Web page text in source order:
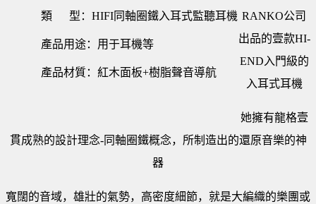
類 型：HIFI同軸圈鐵入耳式監聽耳機
產品用途：用于耳機等
產品材質：紅木面板+樹脂聲音導航
RANKO公司
出品的壹款HI-
END入門級的
入耳式耳機
她擁有龍格壹
貫成熟的設計理念-同軸圈鐵概念，所制造出的還原音樂的神
器
寬闊的音域，雄壯的氣勢，高密度細節，就是大編織的樂團或